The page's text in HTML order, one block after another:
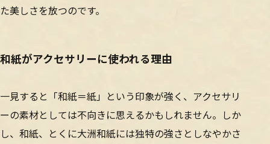
た美しさを放つのです。
和紙がアクセサリーに使われる理由
一見すると「和紙＝紙」という印象が強く、アクセサリ
ーの素材としては不向きに思えるかもしれません。しか
し、和紙、とくに大洲和紙には独特の強さとしなやかさ